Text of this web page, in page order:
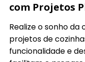
com Projetos
Realize o sonho
projetos de
funcionalidade e